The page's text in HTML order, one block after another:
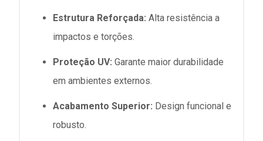
Estrutura Reforçada: Alta resistência a
impactos e torções.
Proteção UV: Garante maior durabilidade
em ambientes externos.
Acabamento Superior: Design funcional e
robusto.